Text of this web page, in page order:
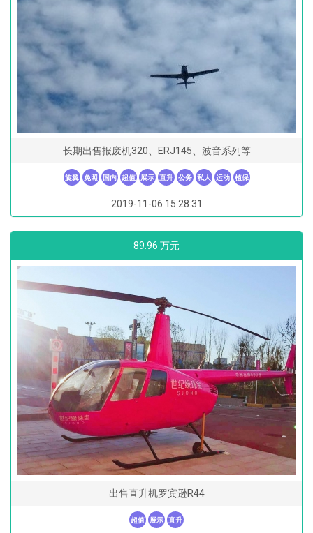
长期出售报废机320、ERJ145、波音系列等
旋翼 免照 国内 超值 展示 直升 公务 私人 运动 植保
2019-11-06 15:28:31
89.96 万元
出售直升机罗宾逊R44
超值 展示 直升